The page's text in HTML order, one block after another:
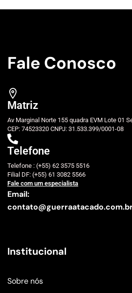
Fale Conosco
Matriz
Av Marginal Norte 155 quadra EVM Lote 01
CEP: 74523320 CNPJ: 31.533.399/0001-08
Telefone
Telefone : (+55) 62 3575 5516
Filial DF: (+55) 61 3082 5566
Fale com um especialista
Email:
Institucional
Sobre nós